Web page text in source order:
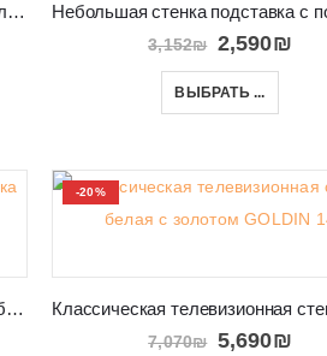
Стенка подвесная современная модульная в салон VIGO NEW 8
3,152₪ 2,590₪
ВЫБРАТЬ ...
Классическая телевизионная стенка белая с золотом GOLDIN 14
-20%
7,070₪ 5,690₪